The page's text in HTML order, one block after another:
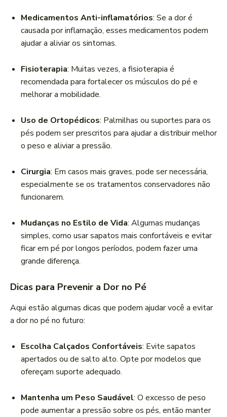
Medicamentos Anti-inflamatórios: Se a dor é
causada por inflamação, esses medicamentos podem
ajudar a aliviar os sintomas.
Fisioterapia: Muitas vezes, a fisioterapia é
recomendada para fortalecer os músculos do pé e
melhorar a mobilidade.
Uso de Ortopédicos: Palmilhas ou suportes para os
pés podem ser prescritos para ajudar a distribuir melhor
o peso e aliviar a pressão.
Cirurgia: Em casos mais graves, pode ser necessária,
especialmente se os tratamentos conservadores não
funcionarem.
Mudanças no Estilo de Vida: Algumas mudanças
simples, como usar sapatos mais confortáveis e evitar
ficar em pé por longos períodos, podem fazer uma
grande diferença.
Dicas para Prevenir a Dor no Pé
Aqui estão algumas dicas que podem ajudar você a evitar
a dor no pé no futuro:
Escolha Calçados Confortáveis: Evite sapatos
apertados ou de salto alto. Opte por modelos que
ofereçam suporte adequado.
Mantenha um Peso Saudável: O excesso de peso
pode aumentar a pressão sobre os pés, então manter